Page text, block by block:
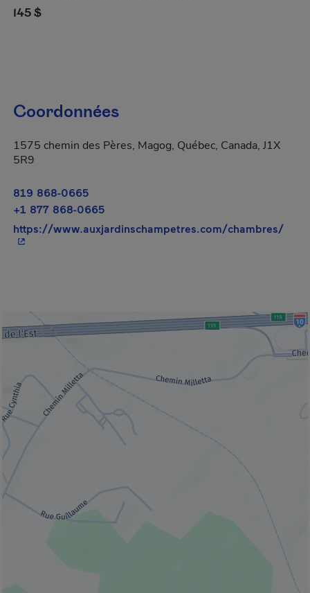
145 $
Coordonnées
1575 chemin des Pères, Magog, Québec, Canada, J1X
5R9
819 868-0665
+1 877 868-0665
https://www.auxjardinschampetres.com/chambres/-